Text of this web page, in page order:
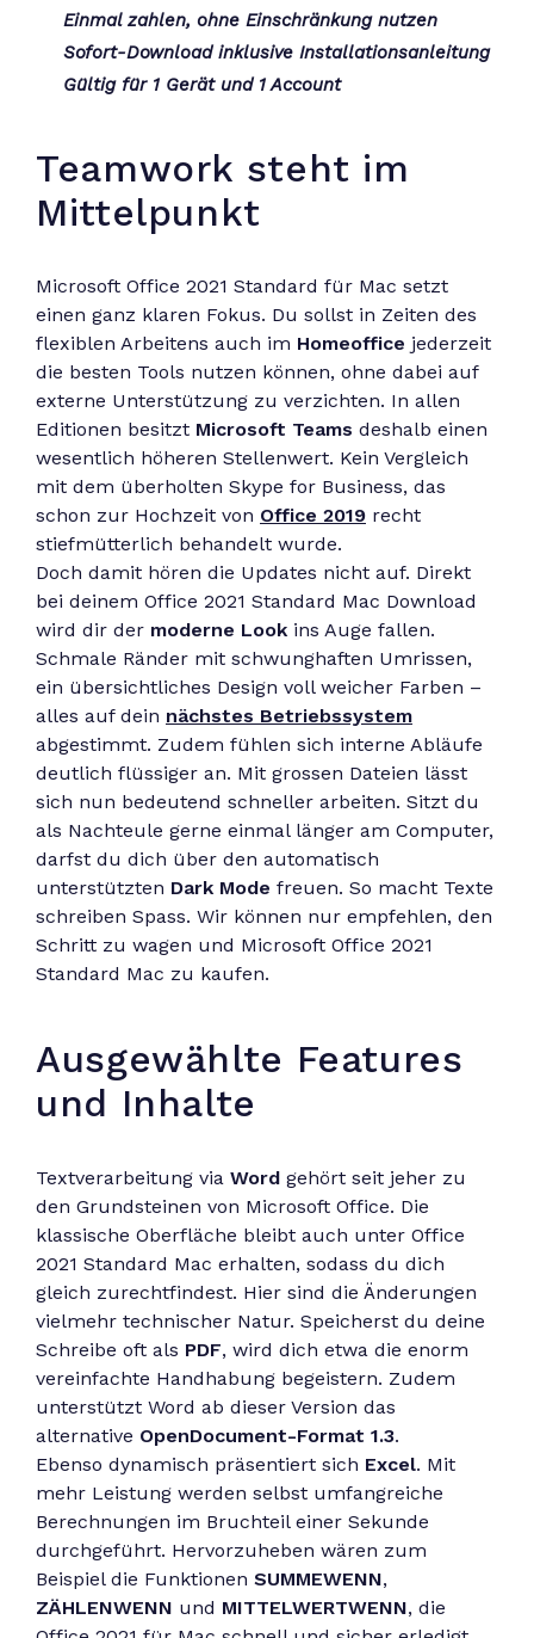
Einmal zahlen, ohne Einschränkung nutzen
Sofort-Download inklusive Installationsanleitung
Gültig für 1 Gerät und 1 Account
Teamwork steht im
Mittelpunkt
Microsoft Office 2021 Standard für Mac setzt
einen ganz klaren Fokus. Du sollst in Zeiten des
flexiblen Arbeitens auch im Homeoffice jederzeit
die besten Tools nutzen können, ohne dabei auf
externe Unterstützung zu verzichten. In allen
Editionen besitzt Microsoft Teams deshalb einen
wesentlich höheren Stellenwert. Kein Vergleich
mit dem überholten Skype for Business, das
schon zur Hochzeit von Office 2019 recht
stiefmütterlich behandelt wurde.
Doch damit hören die Updates nicht auf. Direkt
bei deinem Office 2021 Standard Mac Download
wird dir der moderne Look ins Auge fallen.
Schmale Ränder mit schwunghaften Umrissen,
ein übersichtliches Design voll weicher Farben –
alles auf dein nächstes Betriebssystem
abgestimmt. Zudem fühlen sich interne Abläufe
deutlich flüssiger an. Mit grossen Dateien lässt
sich nun bedeutend schneller arbeiten. Sitzt du
als Nachteule gerne einmal länger am Computer,
darfst du dich über den automatisch
unterstützten Dark Mode freuen. So macht Texte
schreiben Spass. Wir können nur empfehlen, den
Schritt zu wagen und Microsoft Office 2021
Standard Mac zu kaufen.
Ausgewählte Features
und Inhalte
Textverarbeitung via Word gehört seit jeher zu
den Grundsteinen von Microsoft Office. Die
klassische Oberfläche bleibt auch unter Office
2021 Standard Mac erhalten, sodass du dich
gleich zurechtfindest. Hier sind die Änderungen
vielmehr technischer Natur. Speicherst du deine
Schreibe oft als PDF, wird dich etwa die enorm
vereinfachte Handhabung begeistern. Zudem
unterstützt Word ab dieser Version das
alternative OpenDocument-Format 1.3.
Ebenso dynamisch präsentiert sich Excel. Mit
mehr Leistung werden selbst umfangreiche
Berechnungen im Bruchteil einer Sekunde
durchgeführt. Hervorzuheben wären zum
Beispiel die Funktionen SUMMEWENN,
ZÄHLENWENN und MITTELWERTWENN, die